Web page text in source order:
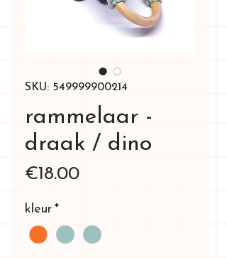
SKU: 549999900214
rammelaar -
draak / dino
€18.00Price
kleur *